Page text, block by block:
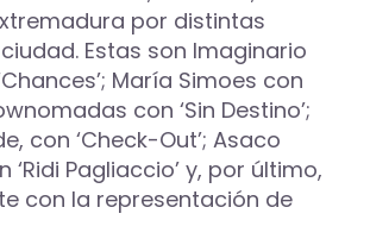
por distintas
Estas son Imaginario
María Simoes con
con ‘Sin Destino’;
con ‘Check-Out’; Asaco
‘Ridi Pagliaccio’ y, por último,
con la representación de